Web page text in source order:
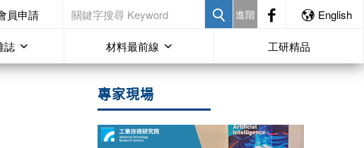
員申請 進階 English
誌 材料最前線 工研精品
專家現場